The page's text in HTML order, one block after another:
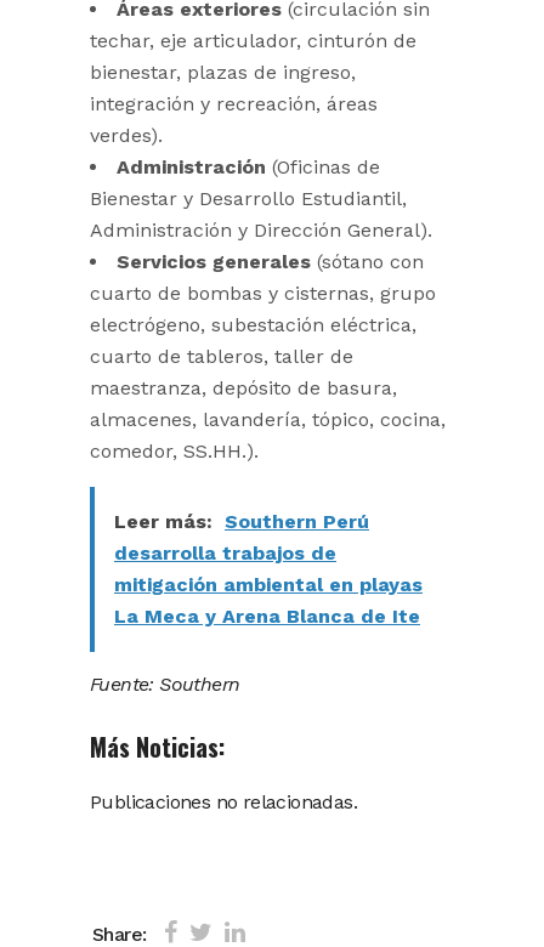
Áreas exteriores (circulación sin
techar, eje articulador, cinturón de
bienestar, plazas de ingreso,
integración y recreación, áreas
verdes).
Administración (Oficinas de
Bienestar y Desarrollo Estudiantil,
Administración y Dirección General).
Servicios generales (sótano con
cuarto de bombas y cisternas, grupo
electrógeno, subestación eléctrica,
cuarto de tableros, taller de
maestranza, depósito de basura,
almacenes, lavandería, tópico, cocina,
comedor, SS.HH.).
Leer más: Southern Perú
desarrolla trabajos de
mitigación ambiental en playas
La Meca y Arena Blanca de Ite
Fuente: Southern
Más Noticias:
Publicaciones no relacionadas.
Share: